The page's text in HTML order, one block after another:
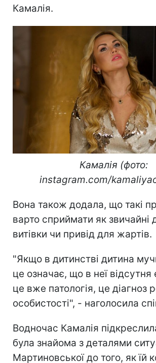
Камалія.
Камалія (фото:
instagram.com/
Вона також додала, що такі
варто сприймати як звичайні
витівки чи привід для жартів.
"Якщо в дитинстві дитина
це означає, що в неї відсутня
це вже патологія, це діагноз
особистості", - наголосила
Водночас Камалія
була знайома з деталями
Мартиновської до того, як їй